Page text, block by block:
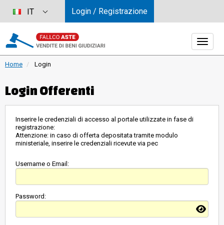
Home Login
Login Offerenti
Inserire le credenziali di accesso al portale utilizzate in fase di
registrazione:
Attenzione: in caso di offerta depositata tramite modulo
ministeriale, inserire le credenziali ricevute via pec
Username o Email:
Password:
IT Login / Registrazione